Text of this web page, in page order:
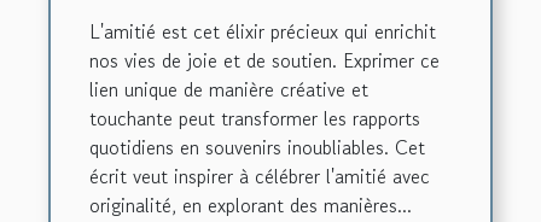
L'amitié est cet élixir précieux qui enrichit
nos vies de joie et de soutien. Exprimer ce
lien unique de manière créative et
touchante peut transformer les rapports
quotidiens en souvenirs inoubliables. Cet
écrit veut inspirer à célébrer l'amitié avec
originalité, en explorant des manières...